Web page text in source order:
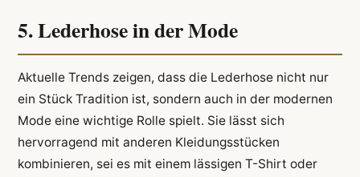
5. Lederhose in der Mode
Aktuelle Trends zeigen, dass die Lederhose nicht nur
ein Stück Tradition ist, sondern auch in der modernen
Mode eine wichtige Rolle spielt. Sie lässt sich
hervorragend mit anderen Kleidungsstücken
kombinieren, sei es mit einem lässigen T-Shirt oder